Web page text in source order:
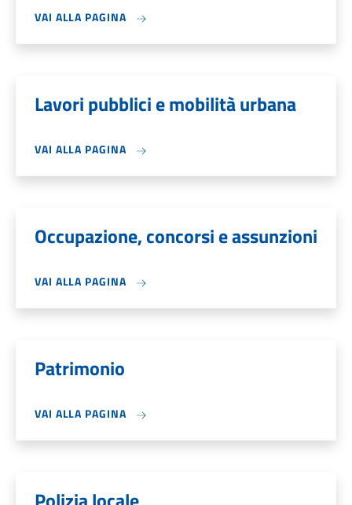
VAI ALLA PAGINA
Lavori pubblici e mobilità urbana
VAI ALLA PAGINA
Occupazione, concorsi e assunzioni
VAI ALLA PAGINA
Patrimonio
VAI ALLA PAGINA